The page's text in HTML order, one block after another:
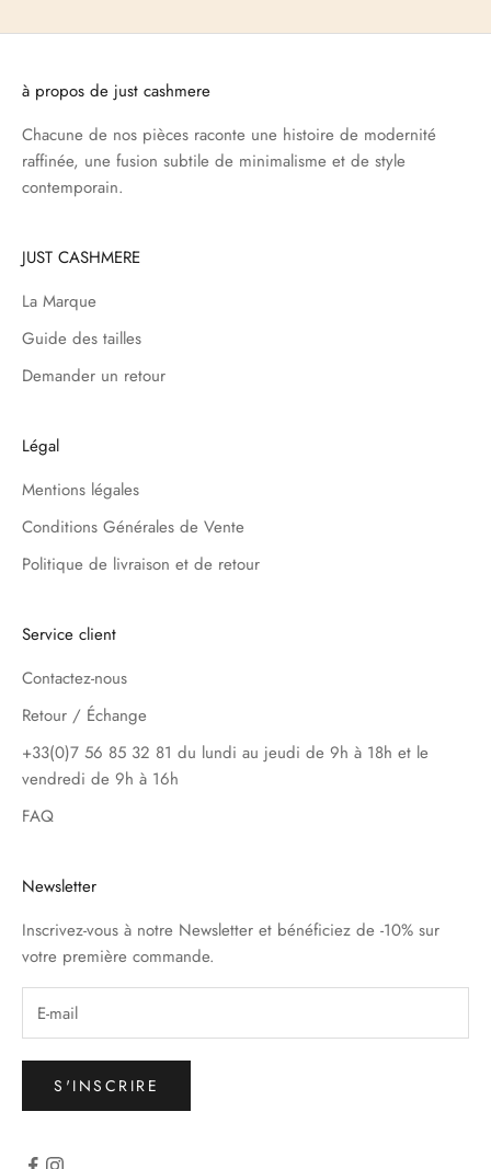
à propos de just cashmere
Chacune de nos pièces raconte une histoire de modernité
raffinée, une fusion subtile de minimalisme et de style
contemporain.
JUST CASHMERE
La Marque
Guide des tailles
Demander un retour
Légal
Mentions légales
Conditions Générales de Vente
Politique de livraison et de retour
Service client
Contactez-nous
Retour / Échange
+33(0)7 56 85 32 81 du lundi au jeudi de 9h à 18h et le
vendredi de 9h à 16h
FAQ
Newsletter
Inscrivez-vous à notre Newsletter et bénéficiez de -10% sur
votre première commande.
S'INSCRIRE